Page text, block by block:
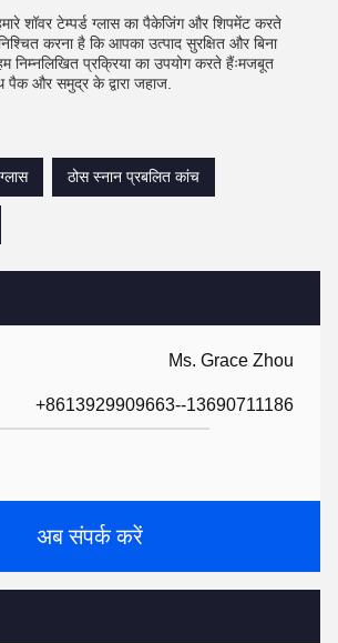
Ms. Grace Zhou
+8613929909663--13690711186
अब संपर्क करें
शॉवर टेम्पर्ड ग्लास का पैकेजिंग और शिपमेंट करते
करना है कि आपका उत्पाद सुरक्षित और बिना
निम्नलिखित प्रक्रिया का उपयोग करते हैंःमजबूत
और समुद्र के द्वारा जहाज.
ठोस स्नान प्रबलित कांच